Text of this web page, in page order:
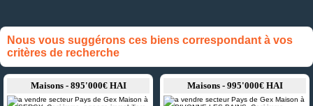
Nous vous suggérons ces biens correspondant à vos
critères de recherche
Maisons - 895'000€ HAI Maisons - 995'000€ HAI